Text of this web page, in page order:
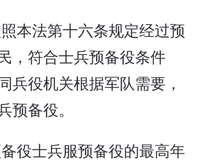
本法第十六条规定经过预
，符合士兵预备役条件
兵役机关根据军队需要，
预备役。
役士兵服预备役的最高年